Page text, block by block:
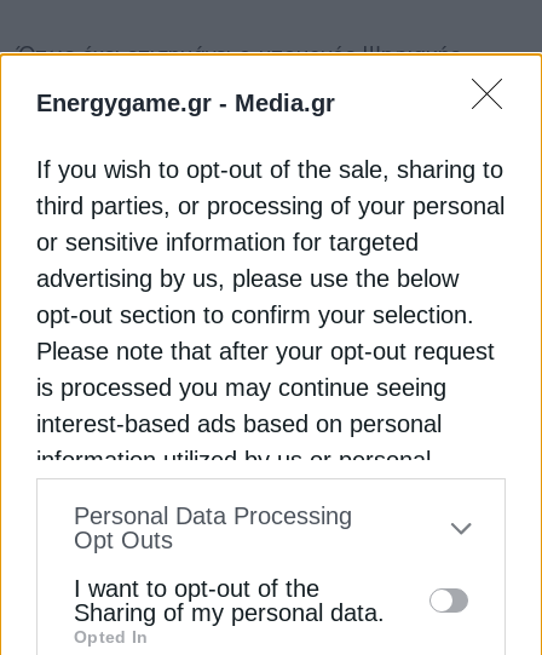
Energygame.gr - Media.gr
If you wish to opt-out of the sale, sharing to
third parties, or processing of your personal
or sensitive information for targeted
advertising by us, please use the below
opt-out section to confirm your selection.
Please note that after your opt-out request
is processed you may continue seeing
interest-based ads based on personal
information utilized by us or personal
to your opt-out. You may separately opt-out
information by third parties on the IAB’s list
of downstream participants. This
Personal Data Processing
Opt Outs
I want to opt-out of the
Sharing of my personal data.
Opted In
Όπως έχει επισημάνει ο υπουργός Ψηφιακής
σύμφωνα με το euronews, η νέα τεχνολογία
αντιπυρικής περιόδου, καθώς μπορεί να εντοπίζει
πυρκαγιές σε απομακρυσμένες δασικές ή
προστατευόμενες περιοχές πολύ νωρίτερα από
ό,τι θα ήταν δυνατό μέσω συμβατικών μέσων
επιτήρησης. Σε αντίθεση με τις φωτιές που
εκδηλώνονται σε κατοικημένες περιοχές και
γίνονται άμεσα αντιληπτές από τους πολίτες, οι
πυρκαγιές σε δυσπρόσιτες εκτάσεις μπορούν
πλέον να εντοπίζονται σχεδόν αμέσως μέσω των
θερμικών καμερών των δορυφόρων. Το συνολικό
εκατ. ευρώ και καλύπτεται από ευρωπαϊκή
χρηματοδότηση. Η ολοκλήρωση του έργου
αναμένεται έως το τέλος του έτους,
σηματοδοτώντας ένα σημαντικό βήμα για την